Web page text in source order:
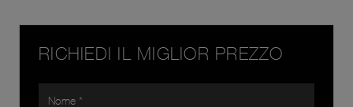
RICHIEDI IL MIGLIOR PREZZO